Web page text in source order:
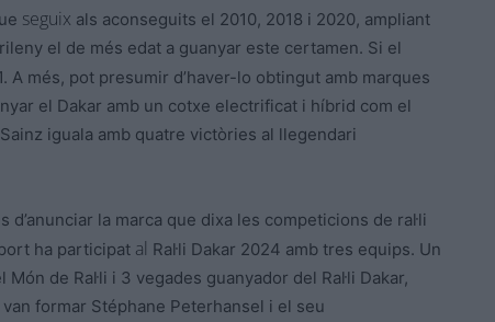
seguix als aconseguits el 2010, 2018 i 2020, ampliant
el de més edat a guanyar este certamen. Si el
A més, pot presumir d’haver-lo obtingut amb marques
el Dakar amb un cotxe electrificat i híbrid com el
iguala amb quatre victòries al llegendari
d’anunciar la marca que dixa les competicions de ral·li
ha participat al Ral·li Dakar 2024 amb tres equips. Un
de Ral·li i 3 vegades guanyador del Ral·li Dakar,
formar Stéphane Peterhansel i el seu